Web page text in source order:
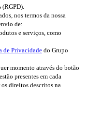
nos termos da nossa
de:
e serviços, como
de Privacidade do Grupo
momento através do botão
presentes em cada
direitos descritos na